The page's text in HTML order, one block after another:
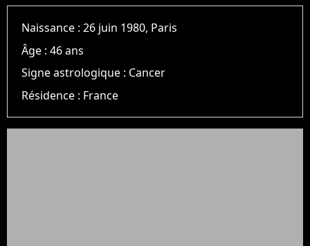
Naissance :26 juin 1980, Paris
Âge :46 ans
Signe astrologique : Cancer
Résidence : France